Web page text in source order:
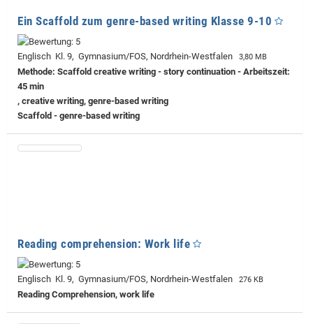
Ein Scaffold zum genre-based writing Klasse 9-10
Englisch Kl. 9, Gymnasium/FOS, Nordrhein-Westfalen 3,80 MB
Methode: Scaffold creative writing - story continuation - Arbeitszeit:
45 min
, creative writing, genre-based writing
Scaffold - genre-based writing
Reading comprehension: Work life
Englisch Kl. 9, Gymnasium/FOS, Nordrhein-Westfalen 276 KB
Reading Comprehension, work life